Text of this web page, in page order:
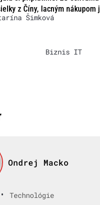
z Číny, lacným nákupom
Šimková
Biznis IT
Ondrej Macko
•
Technológie